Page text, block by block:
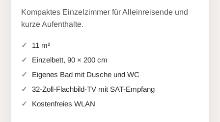
Kompaktes Einzelzimmer für Alleinreisende und
kurze Aufenthalte.
11 m²
Einzelbett, 90 × 200 cm
Eigenes Bad mit Dusche und WC
32-Zoll-Flachbild-TV mit SAT-Empfang
Kostenfreies WLAN